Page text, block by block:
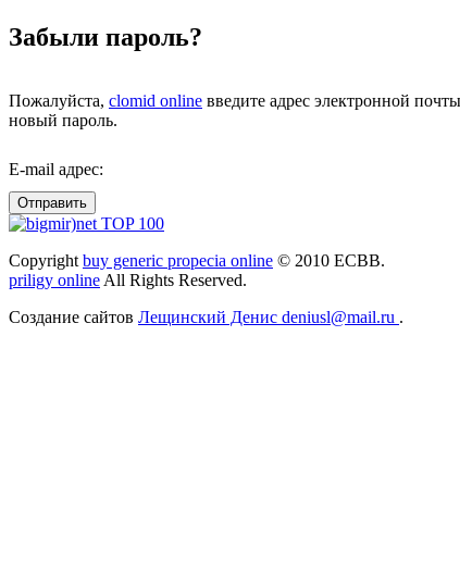
Забыли пароль?
Пожалуйста, clomid online введите адрес электронной
новый пароль.
E-mail адрес:
Отправить
Copyright buy generic propecia online © 2010 ЕСВВ.
priligy online All Rights Reserved.
Создание сайтов Лещинский Денис deniusl@mail.ru .